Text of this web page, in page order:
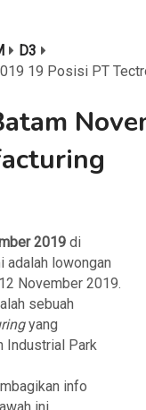
D3
19 Posisi PT
2019 di
adalah lowongan
November 2019.
sebuah
yang
Industrial Park
info